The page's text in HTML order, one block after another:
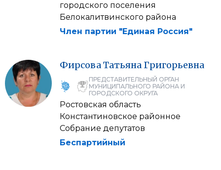
городского поселения
Белокалитвинского района
Член партии "Единая Россия"
ФирсоваТатьяна Григорьевна
ПРЕДСТАВИТЕЛЬНЫЙ ОРГАН
МУНИЦИПАЛЬНОГО РАЙОНА И
ГОРОДСКОГО ОКРУГА
Ростовская область
Константиновское районное
Собрание депутатов
Беспартийный